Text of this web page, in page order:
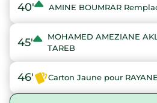
40' AMINE BOUMRAR
45'
MOHAMED AMEZIANE
TAREB
46' Carton Jaune pour